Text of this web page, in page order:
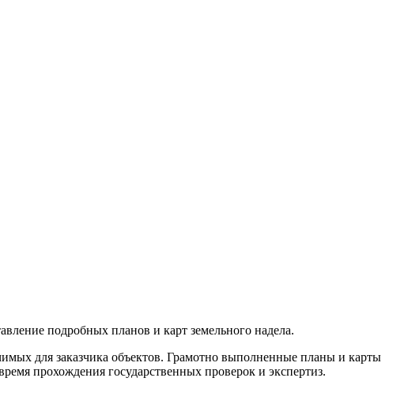
подробных планов и карт земельного надела.
для заказчика объектов. Грамотно выполненные планы и карты
прохождения государственных проверок и экспертиз.